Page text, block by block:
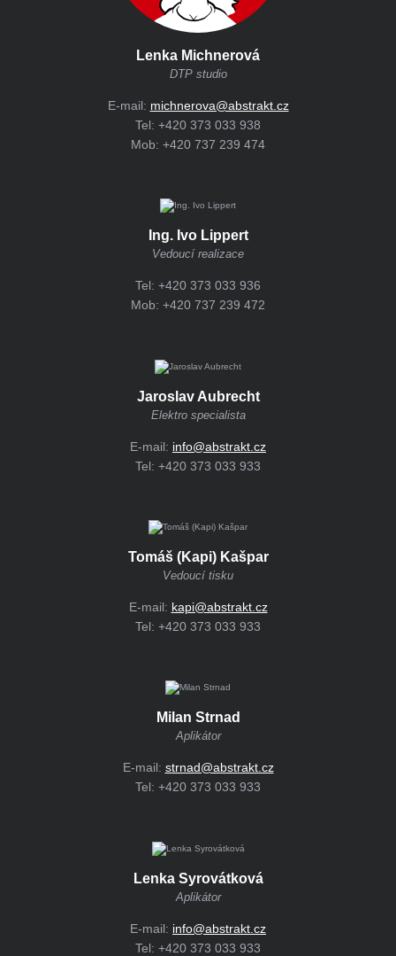
Lenka Michnerová
DTP studio
E-mail: michnerova@abstrakt.cz
Tel: +420 373 033 938
Mob: +420 737 239 474
Ing. Ivo Lippert
Vedoucí realizace
Tel: +420 373 033 936
Mob: +420 737 239 472
Jaroslav Aubrecht
Elektro specialista
E-mail: info@abstrakt.cz
Tel: +420 373 033 933
Tomáš (Kapi) Kašpar
Vedoucí tisku
E-mail: kapi@abstrakt.cz
Tel: +420 373 033 933
Milan Strnad
Aplikátor
E-mail: strnad@abstrakt.cz
Tel: +420 373 033 933
Lenka Syrovátková
Aplikátor
E-mail: info@abstrakt.cz
Tel: +420 373 033 933